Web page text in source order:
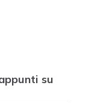
su